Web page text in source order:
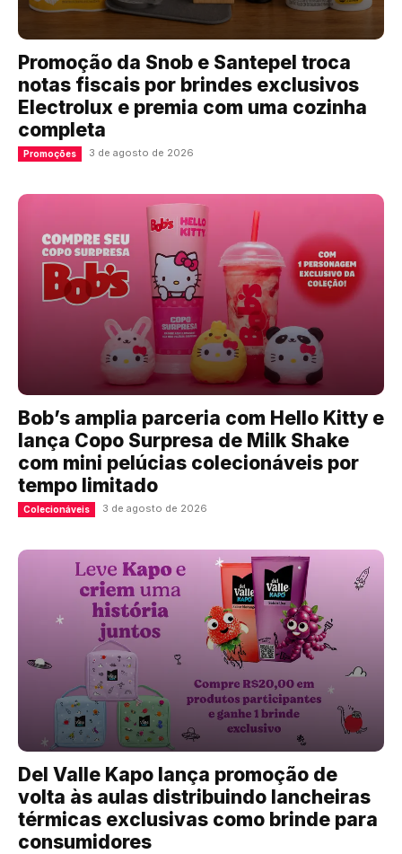
Promoção da Snob e Santepel troca
notas fiscais por brindes exclusivos
Electrolux e premia com uma cozinha
completa
Promoções 3 de agosto de 2026
Bob’s amplia parceria com Hello Kitty e
lança Copo Surpresa de Milk Shake
com mini pelúcias colecionáveis por
tempo limitado
Colecionáveis 3 de agosto de 2026
Del Valle Kapo lança promoção de
volta às aulas distribuindo lancheiras
térmicas exclusivas como brinde para
consumidores